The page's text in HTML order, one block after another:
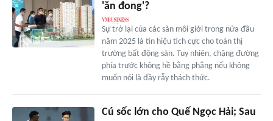
'ăn đong'?
Sự trở lại của các sàn môi giới trong nửa đầu
năm 2025 là tín hiệu tích cực cho toàn thị
trường bất động sản. Tuy nhiên, chặng đường
phía trước không hề bằng phẳng nếu không
muốn nói là đầy rẫy thách thức.
Cú sốc lớn cho Quế Ngọc Hải; Sau